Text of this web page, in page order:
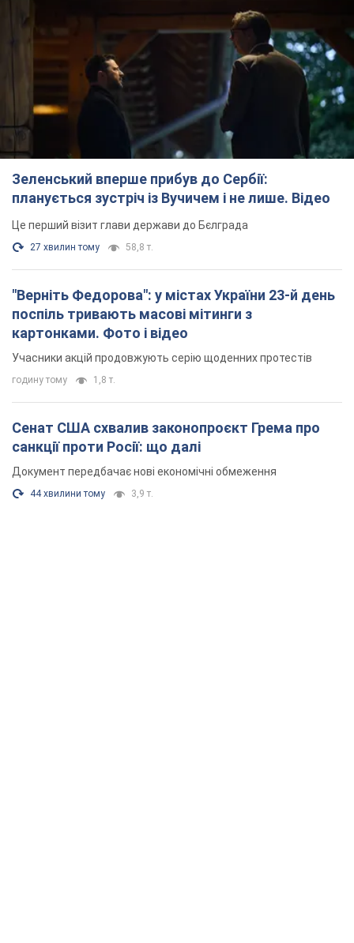
Зеленський вперше прибув до Сербії:
планується зустріч із Вучичем і не лише. Відео
Це перший візит глави держави до Бєлграда
27 хвилин тому 58,8 т.
"Верніть Федорова": у містах України 23-й день
поспіль тривають масові мітинги з
картонками. Фото і відео
Учасники акцій продовжують серію щоденних протестів
годину тому 1,8 т.
Сенат США схвалив законопроєкт Грема про
санкції проти Росії: що далі
Документ передбачає нові економічні обмеження
44 хвилини тому 3,9 т.